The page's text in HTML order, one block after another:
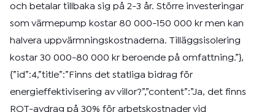
och betalar tillbaka sig på 2-3 år. Större investeringar
som värmepump kostar 80 000-150 000 kr men kan
halvera uppvärmningskostnaderna. Tilläggsisolering
kostar 30 000-80 000 kr beroende på omfattning.”},
{”id”:4,”title”:”Finns det statliga bidrag för
energieffektivisering av villor?”,”content”:”Ja, det finns
ROT-avdrag på 30% för arbetskostnader vid